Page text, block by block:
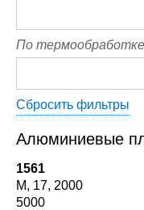
По
Сбросить фильтры
Алюминиевые
1561
М
17 2000
5000